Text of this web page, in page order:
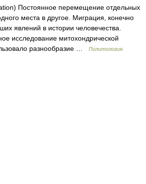
Постоянное перемещение отдельных
места в другое. Миграция, конечно
явлений в истории человечества.
исследование митохондрической
разнообразие …
Политология.